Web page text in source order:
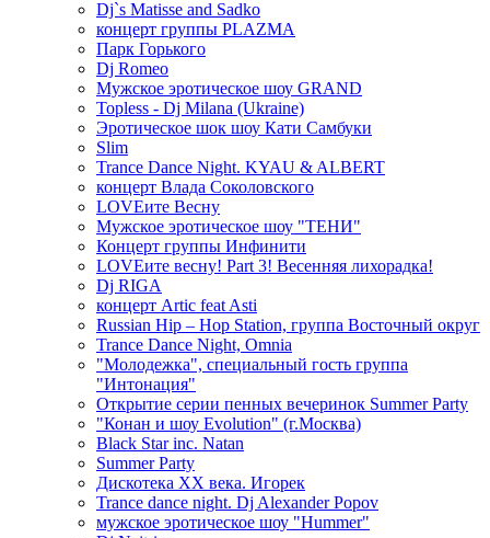
Dj`s Matisse and Sadko
концерт группы PLAZMA
Парк Горького
Dj Romeo
Мужское эротическое шоу GRAND
Topless - Dj Milana (Ukraine)
Эротическое шок шоу Кати Самбуки
Slim
Trance Dance Night. KYAU & ALBERT
концерт Влада Соколовского
LOVEите Весну
Мужское эротическое шоу "ТЕНИ"
Концерт группы Инфинити
LOVEите весну! Part 3! Весенняя лихорадка!
Dj RIGA
концерт Artic feat Asti
Russian Hip – Hop Station, группа Восточный округ
Trance Dance Night, Omnia
"Молодежка", специальный гость группа
"Интонация"
Открытие серии пенных вечеринок Summer Party
"Конан и шоу Evolution" (г.Москва)
Black Star inc. Natan
Summer Party
Дискотека ХХ века. Игорек
Trance dance night. Dj Alexander Popov
мужское эротическое шоу "Hummer"